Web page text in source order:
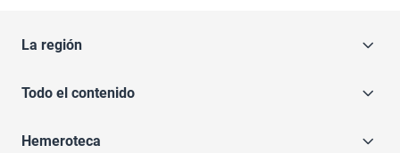
La región
Todo el contenido
Hemeroteca